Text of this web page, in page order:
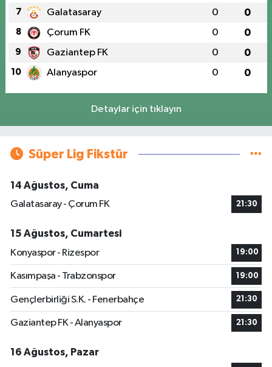
7 Galatasaray 0 0
8 Çorum FK 0 0
9 Gaziantep FK 0 0
10 Alanyaspor 0 0
Detaylar için tıklayın
Süper Lig Fikstür
14 Ağustos, Cuma
Galatasaray - Çorum FK
21:30
15 Ağustos, Cumartesi
Konyaspor - Rizespor
19:00
Kasımpaşa - Trabzonspor 19:00
Gençlerbirliği S.K. - Fenerbahçe 21:30
Gaziantep FK - Alanyaspor 21:30
16 Ağustos, Pazar